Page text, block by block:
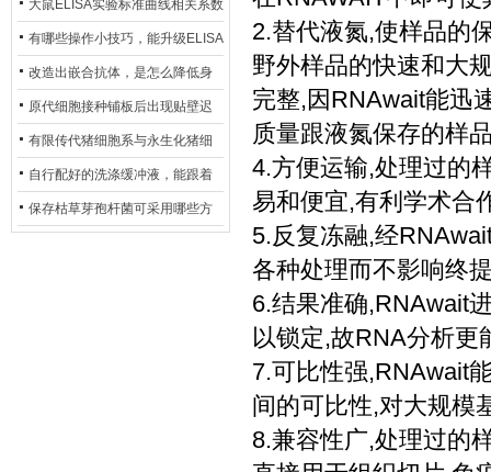
否存在杂菌污染？
大鼠ELISA实验标准曲线相关系数
偏低，可从哪些维度开展问题排
查？
有哪些操作小技巧，能升级ELISA
的LOD与LOQ性能？
改造出嵌合抗体，是怎么降低身
体生成抗鼠抗体（HAMA）的？
原代细胞接种铺板后出现贴壁迟
缓、悬浮细胞数量偏多的现象的
主要诱因
有限传代猪细胞系与永生化猪细
胞系，二者在增殖存活周期上有
什么区别？
自行配好的洗涤缓冲液，能跟着
试剂盒原装干粉放一处储存吗？
保存枯草芽孢杆菌可采用哪些方
2.替代液氮,使样品的
野外样品的快速和大
完整,因RNAwait能迅
质量跟液氮保存的样
4.方便运输,处理过的
易和便宜,有利学术合
5.反复冻融,经
各种处理而不影响终
6.结果准确,RNAwait
以锁定,故RNA分析更
7.可比性强,RNAwait
间的可比性,对大规模
8.兼容性广,处理过的